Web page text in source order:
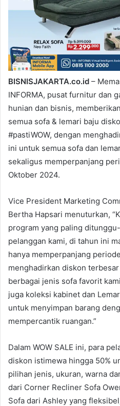
BISNISJAKARTA.co.id –
INFORMA, pusat furnitur dan
hunian dan bisnis,
semua sofa & lemari baju
#pastiWOW, dengan
ini untuk semua sofa dan
sekaligus memperpanjang
Oktober 2024.
Vice President Marketing
Bertha Hapsari menuturkan,
program yang paling
pelanggan kami, di tahun ini
hanya memperpanjang
menghadirkan diskon
berbagai jenis sofa favorit
juga koleksi kabinet dan
untuk menyimpan barang
mempercantik ruangan.”
Dalam WOW SALE ini, para
diskon istimewa hingga 50%
pilihan jenis, ukuran, warna
dari Corner Recliner Sofa
Sofa dari Ashley yang